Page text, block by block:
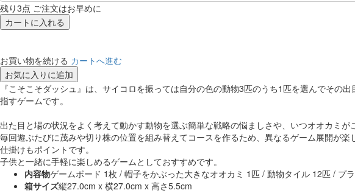
残り3点 ご注文はお早めに
カートに入れる
お買い物を続ける カートへ進む
お気に入りに追加
『こそこそダッシュ』は、サイコロを振っては自分の色の動物3匹のうち1匹を選んでそ
指すゲームです。
出た目と場の状況をよく考えて動かす動物を選ぶ簡単な戦略の悩ましさや、いつオオカミ
毎回遊ぶたびに茂みや切り株の位置を組み替えてコースを作るため、異なるゲーム展開が
仕掛けもポイントです。
子供と一緒に手軽に楽しめるゲームとしておすすめです。
内容物ゲームボード 1枚 / 帽子をかぶった大きなオオカミ 1匹 / 動物タイル 12匹 /
箱サイズ縦27.0cm x 横27.0cm x 高さ5.5cm